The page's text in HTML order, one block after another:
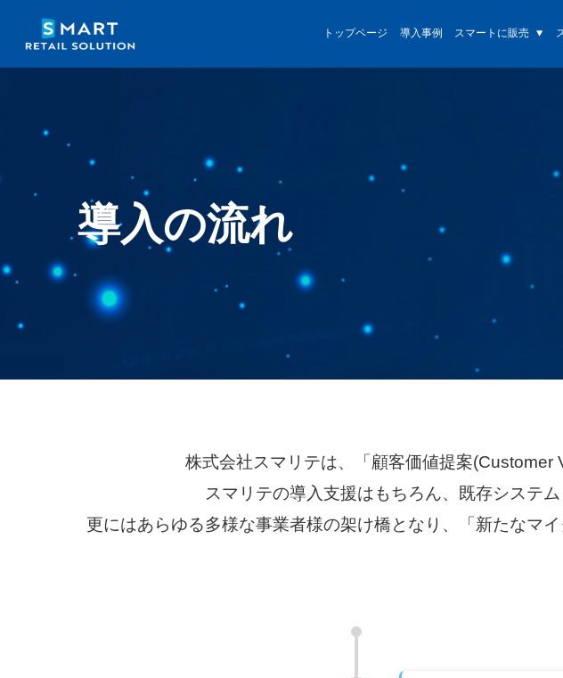
トップページ 導入事例 スマートに販売
導入の流れ
株式会社スマリテは、「顧客価値提案(Customer
スマリテの導入支援はもちろん、既存システ
更にはあらゆる多様な事業者様の架け橋となり、「新たなマ